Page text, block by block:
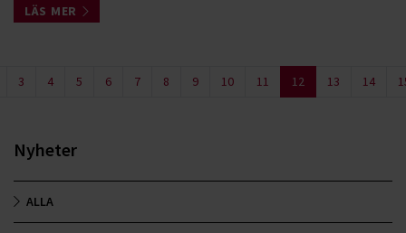
LÄS MER
3 4 5 6 7 8 9 10 11 12 13 14
Nyheter
ALLA